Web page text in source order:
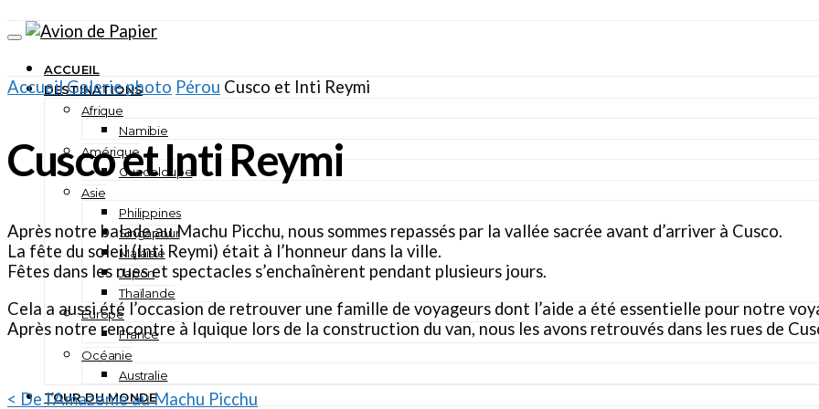
ACCUEIL
DESTINATIONS
Afrique
Namibie
Amérique
Guadeloupe
Asie
Philippines
Singapour
Malaisie
Japon
Thaïlande
Europe
France
Océanie
Australie
TOUR DU MONDE
AccueilGalerie photo Pérou Cusco et Inti Reymi
Cusco et Inti Reymi
Après notre balade au Machu Picchu, nous sommes repassés par la vallée sacrée avant d’arriver à Cusco.
La fête du soleil (Inti Reymi) était à l’honneur dans la ville.
Fêtes dans les rues et spectacles s’enchaînèrent pendant plusieurs jours.
Cela a aussi été l’occasion de retrouver une famille de voyageurs dont l’aide a été essentielle pour notre
Après notre rencontre à Iquique lors de la construction du van, nous les avons retrouvés dans les rues de
< De l’Amazonie au Machu Picchu